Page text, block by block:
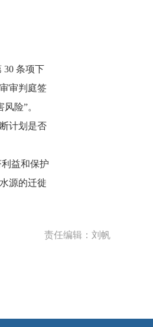
条项下
审判庭签
险”。
计划是否
益和保护
源的迁徙
责任编辑：刘帆